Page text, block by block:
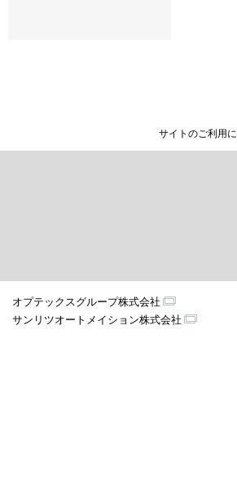
サイトのご利用
オプテックスグループ株式会社
サンリツオートメイション株式会社